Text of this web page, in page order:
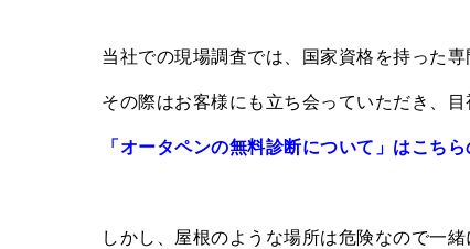
当社での現場調査では、国家資格を持った
その際はお客様にも立ち会っていただき、
「オータペンの無料診断について」はこちら
しかし、屋根のような場所は危険なので一緒